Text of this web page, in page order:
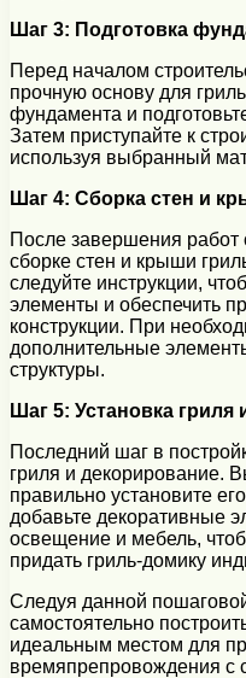
Шаг 3: Подготовка
Перед началом
прочную основу для
фундамента и
Затем приступайте к
используя выбранный
Шаг 4: Сборка стен и
После завершения работ
сборке стен и крыши
следуйте инструкции,
элементы и обеспечить
конструкции. При
дополнительные
структуры.
Шаг 5: Установка гриля
Последний шаг в
гриля и декорирование.
правильно установите
добавьте декоративные
освещение и мебель,
придать гриль-домику
Следуя данной
самостоятельно
идеальным местом для
времяпрепровождения с